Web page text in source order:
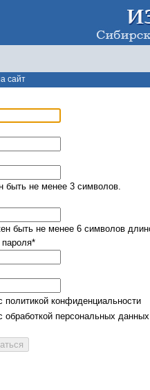
сайт
быть не менее 3 символов.
быть не менее 6 символов
*
политикой конфиденциальности
обработкой персональных данных